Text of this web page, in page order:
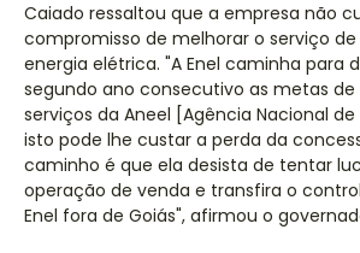
Caiado ressaltou que a empresa não
compromisso de melhorar o serviço
energia elétrica. "A Enel caminha para
segundo ano consecutivo as metas de
serviços da Aneel [Agência Nacional de
isto pode lhe custar a perda da
caminho é que ela desista de tentar
operação de venda e transfira o
Enel fora de Goiás", afirmou o